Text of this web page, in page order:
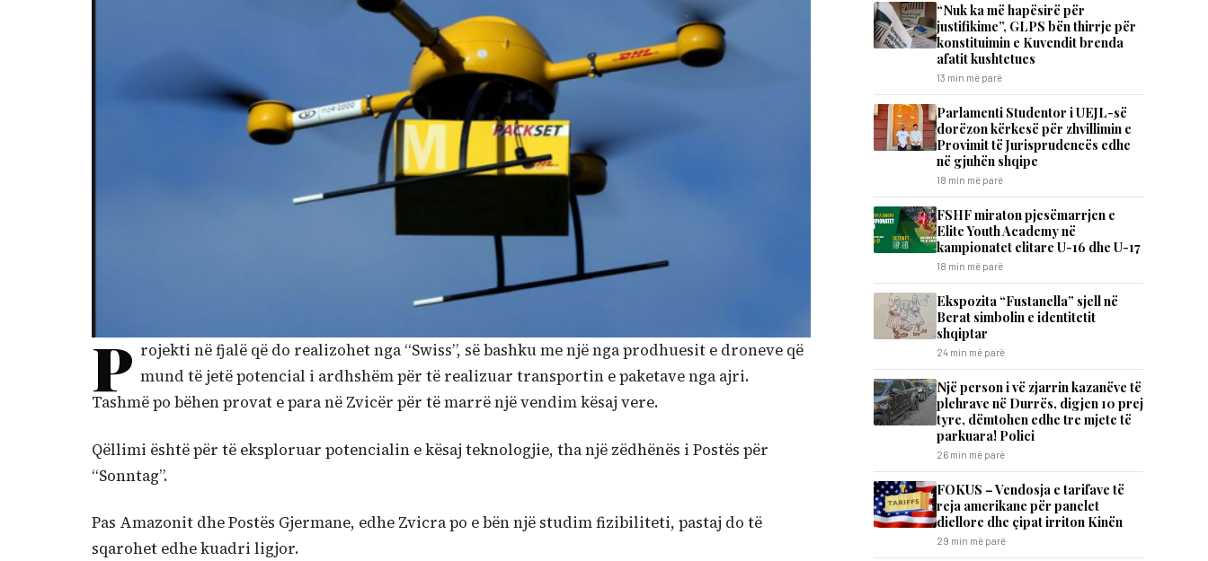
P rojekti në fjalë që do realizohet nga “Swiss”, së bashku me një nga prodhuesit e droneve që
mund të jetë potencial i ardhshëm për të realizuar transportin e paketave nga ajri.
Tashmë po bëhen provat e para në Zvicër për të marrë një vendim kësaj vere.
Qëllimi është për të eksploruar potencialin e kësaj teknologjie, tha një zëdhënës i Postës për
“Sonntag”.
Pas Amazonit dhe Postës Gjermane, edhe Zvicra po e bën një studim fizibiliteti, pastaj do të
sqarohet edhe kuadri ligjor.
“Nuk ka më hapësirë për
justifikime”, GLPS bën thirrje për
konstituimin e Kuvendit brenda
afatit kushtetues
13 min më parë
Parlamenti Studentor i UEJL-së
dorëzon kërkesë për zhvillimin e
Provimit të Jurisprudencës edhe
në gjuhën shqipe
18 min më parë
FSHF miraton pjesëmarrjen e
Elite Youth Academy në
kampionatet elitare U-16 dhe U-17
18 min më parë
Ekspozita “Fustanella” sjell në
Berat simbolin e identitetit
shqiptar
24 min më parë
Një person i vë zjarrin kazanëve të
plehrave në Durrës, digjen 10 prej
tyre, dëmtohen edhe tre mjete të
parkuara! Polici
26 min më parë
FOKUS – Vendosja e tarifave të
reja amerikane për panelet
diellore dhe çipat irriton Kinën
29 min më parë